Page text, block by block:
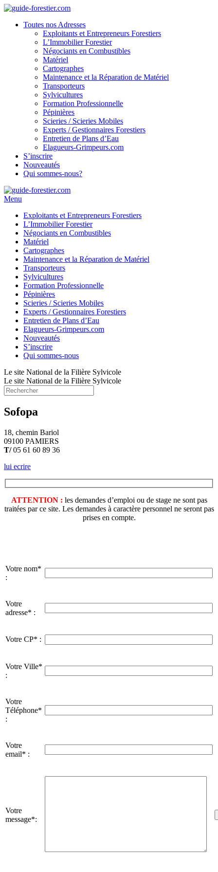
Toutes nos Adresses
Exploitants et Entrepreneurs Forestiers
L’Immobilier Forestier
Négociants en Combustibles
Matériel
Cartographes
Maintenance et la Réparation de Matériel
Transporteurs
Sylvicultures
Formation Professionnelle
Pépinières
Scieries / Scieries Mobiles
Experts / Gestionnaires Forestiers
Entretien de Plans d’Eau
Elagueurs-Grimpeurs.com
S’inscrire
Nouveautés
Qui sommes-nous?
Menu
Exploitants et Entrepreneurs Forestiers
L’Immobilier Forestier
Négociants en Combustibles
Matériel
Cartographes
Maintenance et la Réparation de Matériel
Transporteurs
Sylvicultures
Formation Professionnelle
Pépinières
Scieries / Scieries Mobiles
Experts / Gestionnaires Forestiers
Entretien de Plans d’Eau
Elagueurs-Grimpeurs.com
Nouveautés
S’inscrire
Qui sommes-nous
Le site National de la Filière Sylvicole
Le site National de la Filière Sylvicole
Sofopa
18, chemin Bariol
09100 PAMIERS
T/05 61 60 89 36
lui ecrire
ATTENTION : les demandes d’emploi ou de stage ne sont pas
traitées par ce site. Les demandes à caractère personnel ne seront pas
prises en compte.
Votre nom*
:
Votre
adresse* :
Votre CP* :
Votre Ville*
:
Votre
Téléphone*
:
Votre
email* :
Votre
message*: